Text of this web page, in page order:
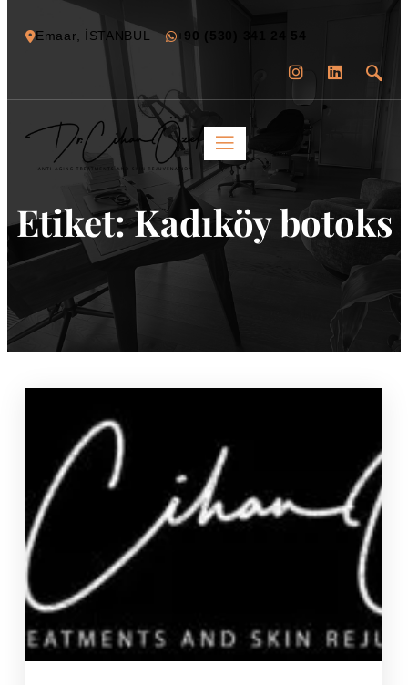
Emaar, İSTANBUL +90 (530) 341 24 54
Etiket:Kadıköy botoks